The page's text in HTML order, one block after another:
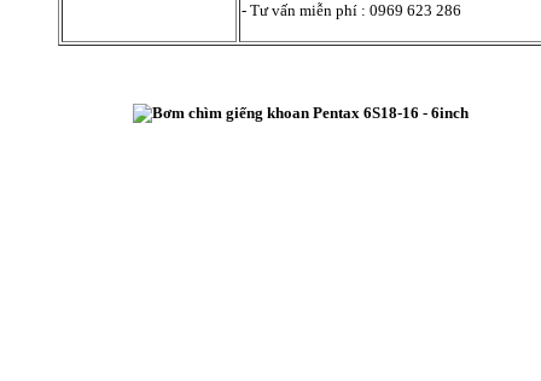
- Tư vấn miễn phí : 0969 623 286